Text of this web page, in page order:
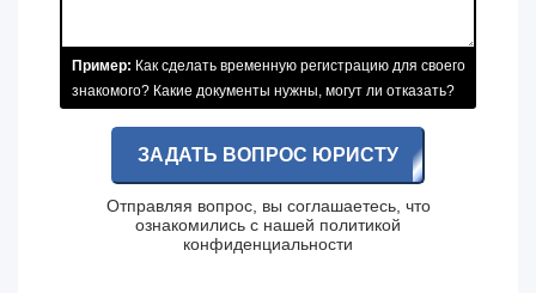
Пример: Как сделать временную регистрацию для своего
знакомого? Какие документы нужны, могут ли отказать?
ЗАДАТЬ ВОПРОС ЮРИСТУ
Отправляя вопрос, вы соглашаетесь, что
ознакомились с нашей политикой
конфиденциальности